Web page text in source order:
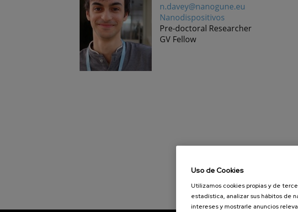
n.davey@nanogune.eu
Nanodispositivos
Pre-doctoral Researcher
GV Fellow
Uso de Cookies
Utilizamos cookies propias y de
estadística, analizar sus hábitos de
intereses y mostrarle anuncios